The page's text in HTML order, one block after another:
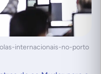
internacionais-no-porto